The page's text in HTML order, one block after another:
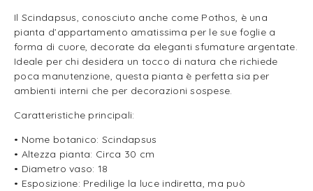
Il Scindapsus, conosciuto anche come Pothos, è una
pianta d’appartamento amatissima per le sue foglie a
forma di cuore, decorate da eleganti sfumature argentate.
Ideale per chi desidera un tocco di natura che richiede
poca manutenzione, questa pianta è perfetta sia per
ambienti interni che per decorazioni sospese.
Caratteristiche principali:
• Nome botanico: Scindapsus
• Altezza pianta: Circa 30 cm
• Diametro vaso: 18
• Esposizione: Predilige la luce indiretta, ma può